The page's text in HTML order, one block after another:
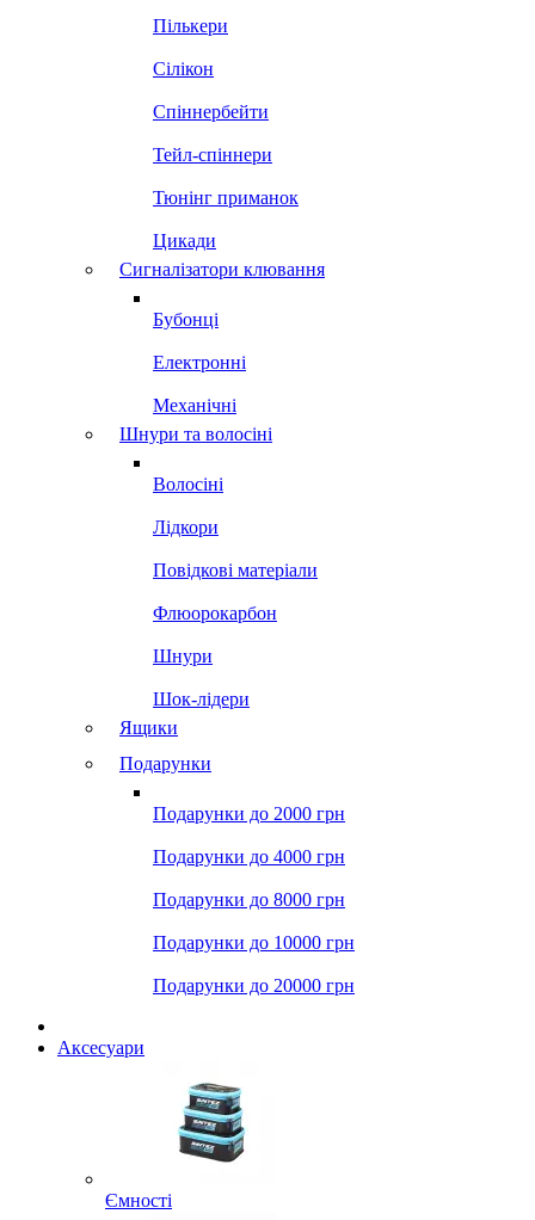
Пількери
Сілікон
Спіннербейти
Тейл-спіннери
Тюнінг приманок
Цикади
Сигналізатори клювання
Бубонці
Електронні
Механічні
Шнури та волосіні
Волосіні
Лідкори
Повідкові матеріали
Флюорокарбон
Шнури
Шок-лідери
Ящики
Подарунки
Подарунки до 2000 грн
Подарунки до 4000 грн
Подарунки до 8000 грн
Подарунки до 10000 грн
Подарунки до 20000 грн
Аксесуари
Ємності